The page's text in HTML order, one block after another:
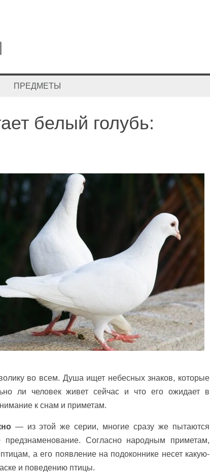
ПРЕДМЕТЫ
белый голубь:
во всем. Душа ищет небесных знаков, которые
ли человек живет сейчас и что его ожидает в
к снам и приметам.
— из этой же серии, многие сразу же пытаются
предзнаменование. Согласно народным приметам,
а его появление на подоконнике несет какую-
и поведению птицы.